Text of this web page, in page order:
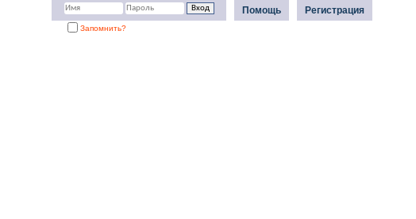
Регистрация
Помощь
Запомнить?